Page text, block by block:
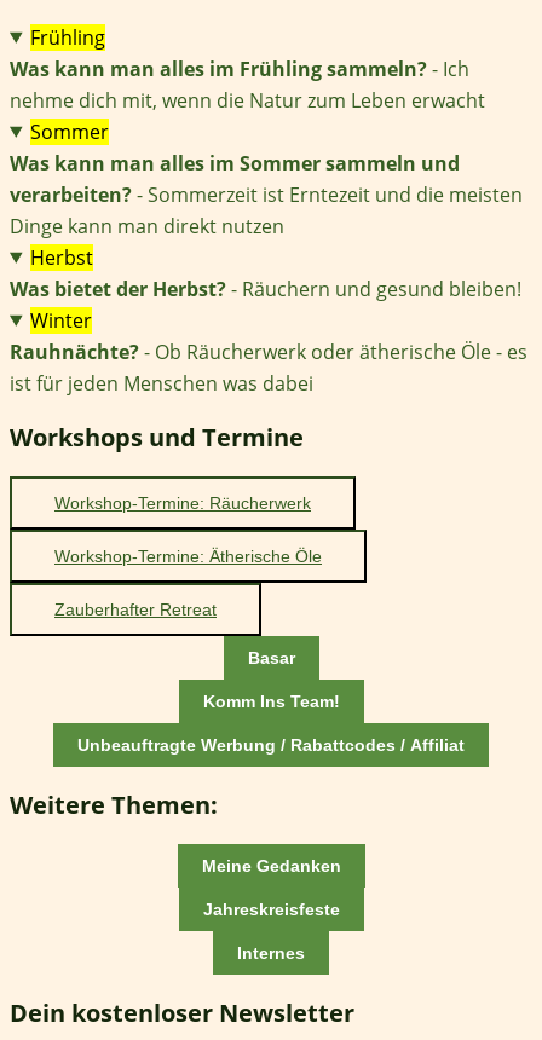
Frühling
Was kann man alles im Frühling sammeln?- Ich
nehme dich mit, wenn die Natur zum Leben erwacht
Sommer
Was kann man alles im Sommer sammeln und
verarbeiten?- Sommerzeit ist Erntezeit und die meisten
Dinge kann man direkt nutzen
Herbst
Was bietet der Herbst?- Räuchern und gesund bleiben!
Winter
Rauhnächte?- Ob Räucherwerk oder ätherische Öle - es
ist für jeden Menschen was dabei
Workshops und Termine
Workshop-Termine: Räucherwerk
Workshop-Termine: Ätherische Öle
Zauberhafter Retreat
Basar
Komm Ins Team!
Unbeauftragte Werbung / Rabattcodes / Affiliat
Weitere Themen:
Meine Gedanken
Jahreskreisfeste
Internes
Dein kostenloser Newsletter